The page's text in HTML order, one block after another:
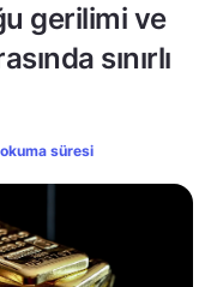
gerilimi ve
sınırlı
süresi